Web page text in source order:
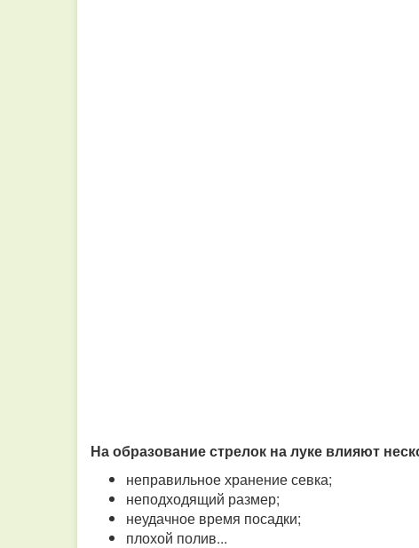
На образование стрелок на луке влияют
неправильное хранение севка;
неподходящий размер;
неудачное время посадки;
плохой полив...